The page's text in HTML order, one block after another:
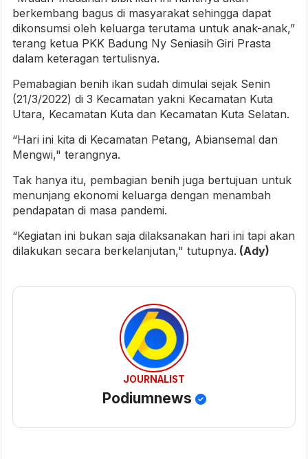
berkembang bagus di masyarakat sehingga dapat
dikonsumsi oleh keluarga terutama untuk anak-anak,”
terang ketua PKK Badung Ny Seniasih Giri Prasta
dalam keteragan tertulisnya.
Pemabagian benih ikan sudah dimulai sejak Senin
(21/3/2022) di 3 Kecamatan yakni Kecamatan Kuta
Utara, Kecamatan Kuta dan Kecamatan Kuta Selatan.
“Hari ini kita di Kecamatan Petang, Abiansemal dan
Mengwi," terangnya.
Tak hanya itu, pembagian benih juga bertujuan untuk
menunjang ekonomi keluarga dengan menambah
pendapatan di masa pandemi.
“Kegiatan ini bukan saja dilaksanakan hari ini tapi akan
dilakukan secara berkelanjutan," tutupnya. (Ady)
JOURNALIST
Podiumnews